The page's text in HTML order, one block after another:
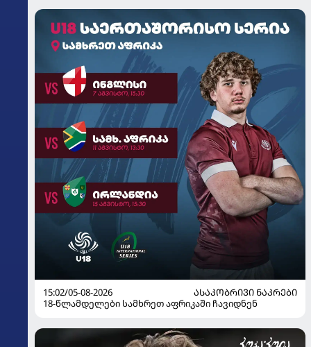
15:02/05-08-2026
ᲐᲡᲐᲙᲝᲑᲠᲘᲕᲘ ᲜᲐᲙᲠᲔᲑᲘ
18-წლამდელები სამხრეთ აფრიკაში ჩავიდნენ